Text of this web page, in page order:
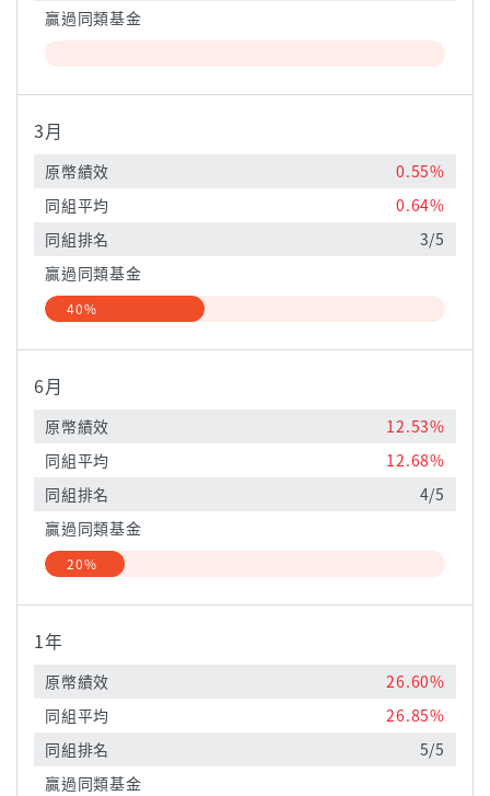
贏過同類基金
3月
原幣績效
0.55%
同組平均
0.64%
同組排名
3/5
贏過同類基金
40%
6月
原幣績效
12.53%
同組平均
12.68%
同組排名
4/5
贏過同類基金
20%
1年
原幣績效
26.60%
同組平均
26.85%
同組排名
5/5
贏過同類基金